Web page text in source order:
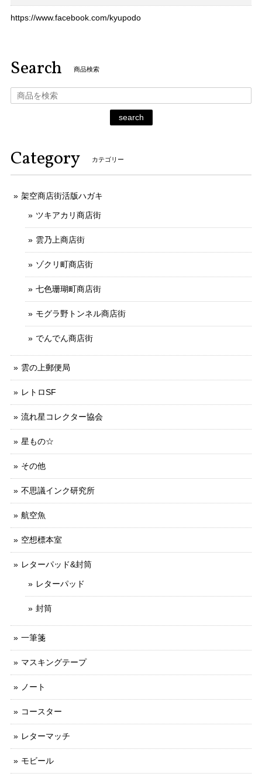
https://www.facebook.com/kyupodo
Search 商品検索
search
Category カテゴリー
架空商店街活版ハガキ
ツキアカリ商店街
雲乃上商店街
ゾクリ町商店街
七色珊瑚町商店街
モグラ野トンネル商店街
でんでん商店街
雲の上郵便局
レトロSF
流れ星コレクター協会
星もの☆
その他
不思議インク研究所
航空魚
空想標本室
レターパッド&封筒
レターパッド
封筒
一筆箋
マスキングテープ
ノート
コースター
レターマッチ
モビール